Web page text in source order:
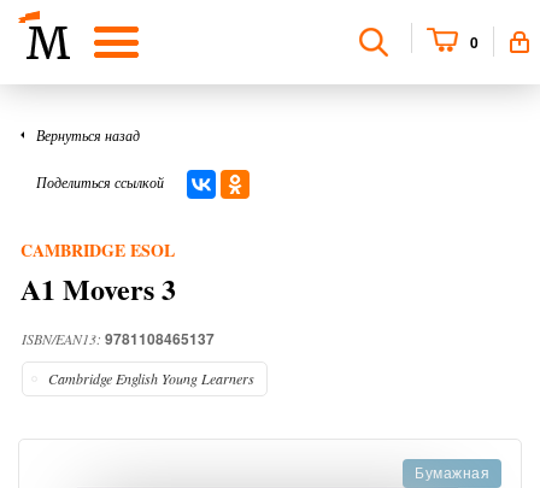
0
Вернуться назад
Поделиться ссылкой
CAMBRIDGE ESOL
A1 Movers 3
ISBN/EAN13: 9781108465137
Cambridge English Young Learners
Бумажная